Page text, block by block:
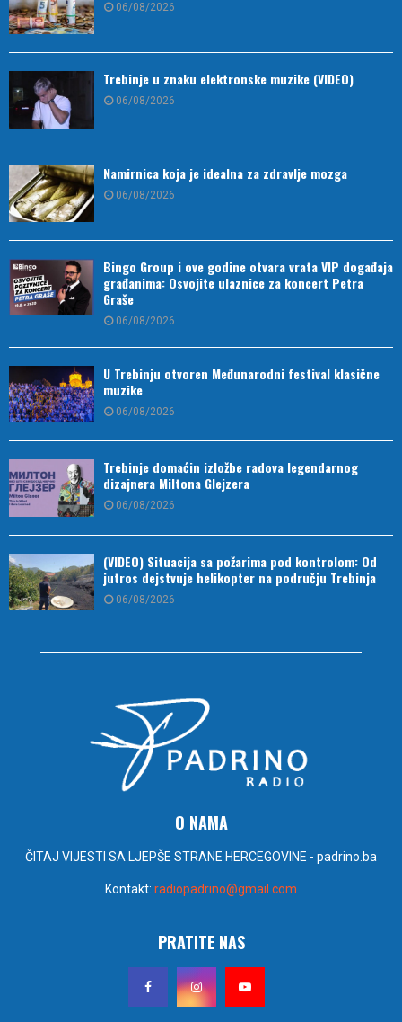
06/08/2026
Trebinje u znaku elektronske muzike (VIDEO)
06/08/2026
Namirnica koja je idealna za zdravlje mozga
06/08/2026
Bingo Group i ove godine otvara vrata VIP događaja
građanima: Osvojite ulaznice za koncert Petra
Graše
06/08/2026
U Trebinju otvoren Međunarodni festival klasične
muzike
06/08/2026
Trebinje domaćin izložbe radova legendarnog
dizajnera Miltona Glejzera
06/08/2026
(VIDEO) Situacija sa požarima pod kontrolom: Od
jutros dejstvuje helikopter na području Trebinja
06/08/2026
O NAMA
ČITAJ VIJESTI SA LJEPŠE STRANE HERCEGOVINE - padrino.ba
Kontakt: radiopadrino@gmail.com
PRATITE NAS